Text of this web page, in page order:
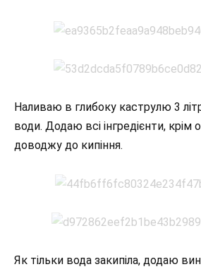
Наливаю в глибоку каструлю 3
води. Додаю всі інгредієнти, крім
доводжу до кипіння.
Як тільки вода закипіла, додаю